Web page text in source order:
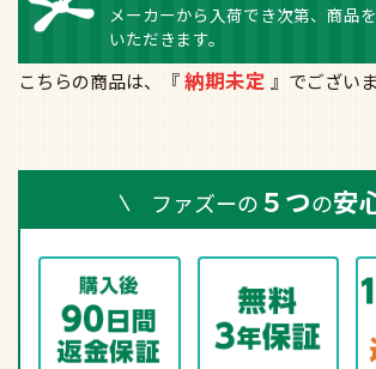
メーカーから入荷でき次第、商品
いただきます。
こちらの商品は、『納期未定 』でございま
ファズーの５つの安